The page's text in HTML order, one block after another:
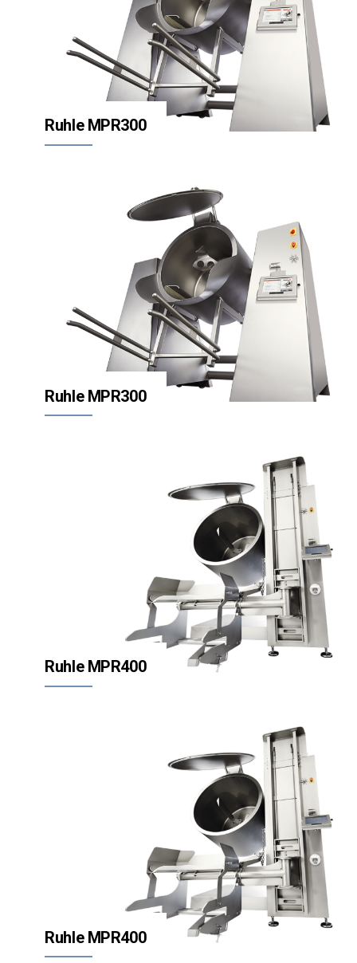
Ruhle MPR300
Ruhle MPR300
Ruhle MPR400
Ruhle MPR400